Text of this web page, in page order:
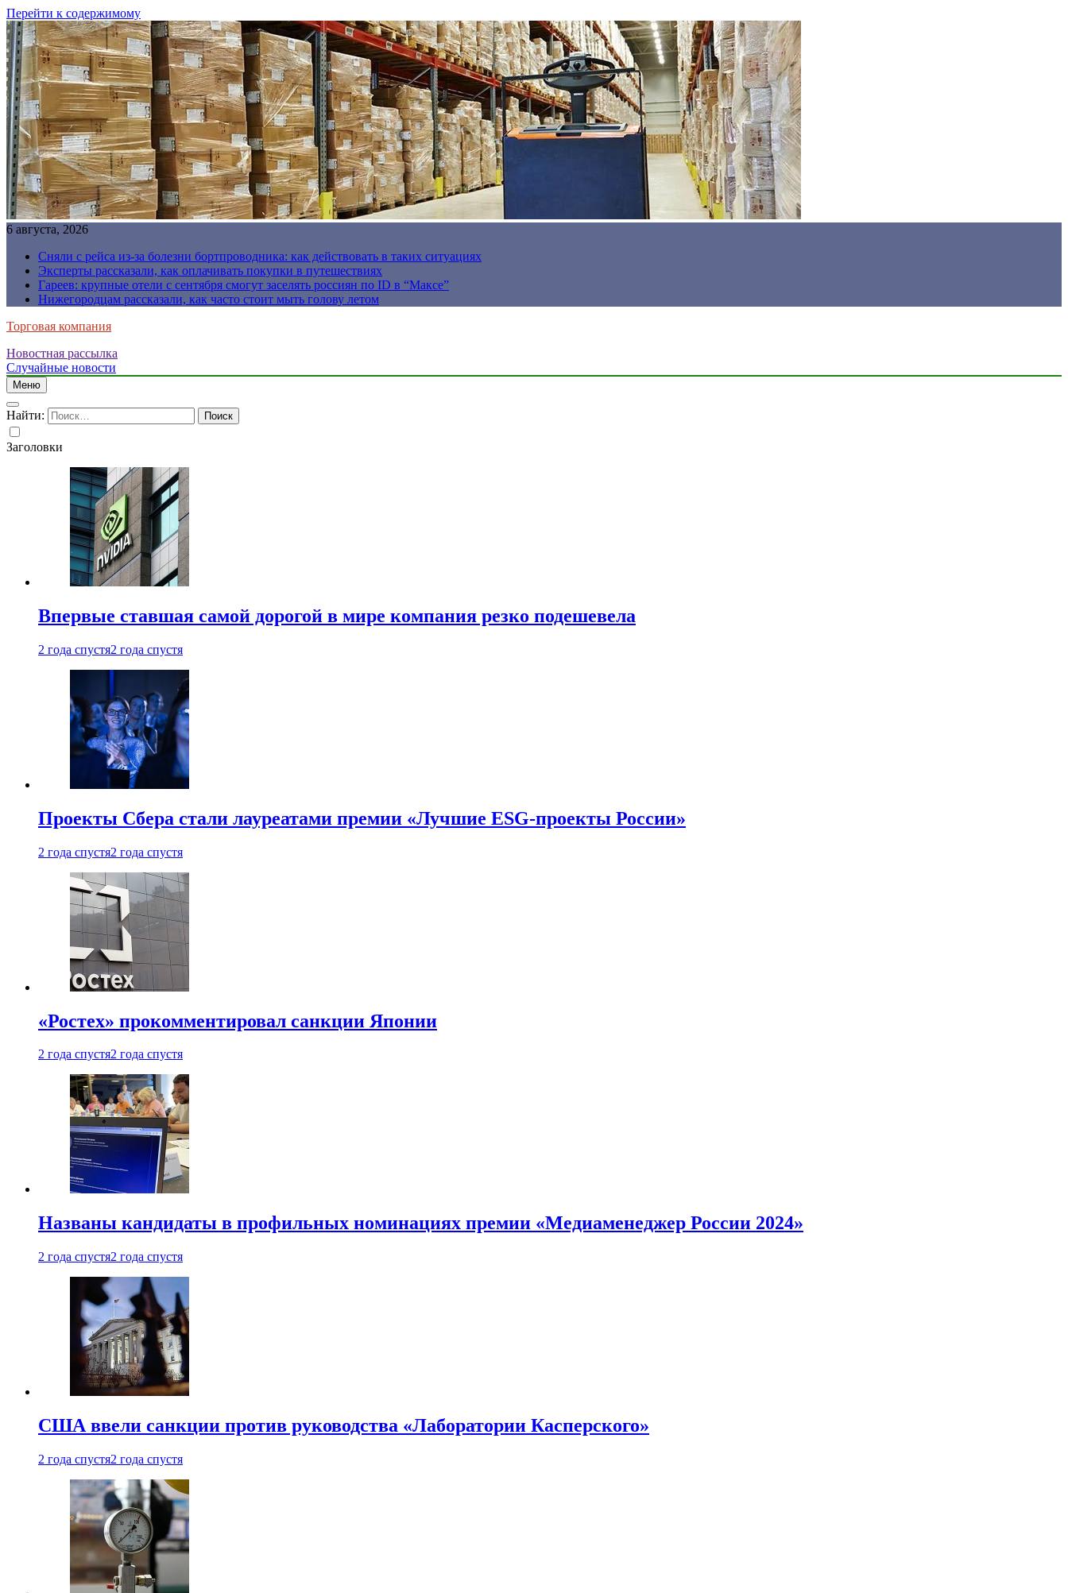
Перейти к содержимому
6 августа, 2026
Сняли с рейса из-за болезни бортпроводника: как действовать в таких ситуациях
Эксперты рассказали, как оплачивать покупки в путешествиях
Гареев: крупные отели с сентября смогут заселять россиян по ID в “Максе”
Нижегородцам рассказали, как часто стоит мыть голову летом
Торговая компания
Новостная рассылка
Случайные новости
Меню
Найти:
Заголовки
Впервые ставшая самой дорогой в мире компания резко подешевела
2 года спустя2 года спустя
Проекты Сбера стали лауреатами премии «Лучшие ESG-проекты России»
2 года спустя2 года спустя
«Ростех» прокомментировал санкции Японии
2 года спустя2 года спустя
Названы кандидаты в профильных номинациях премии «Медиаменеджер России 2024»
2 года спустя2 года спустя
США ввели санкции против руководства «Лаборатории Касперского»
2 года спустя2 года спустя